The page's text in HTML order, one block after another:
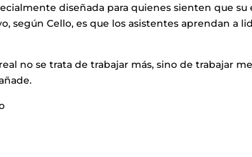
diseñada para quienes sienten que
según Cello, es que los asistentes aprendan a
no se trata de trabajar más, sino de trabajar